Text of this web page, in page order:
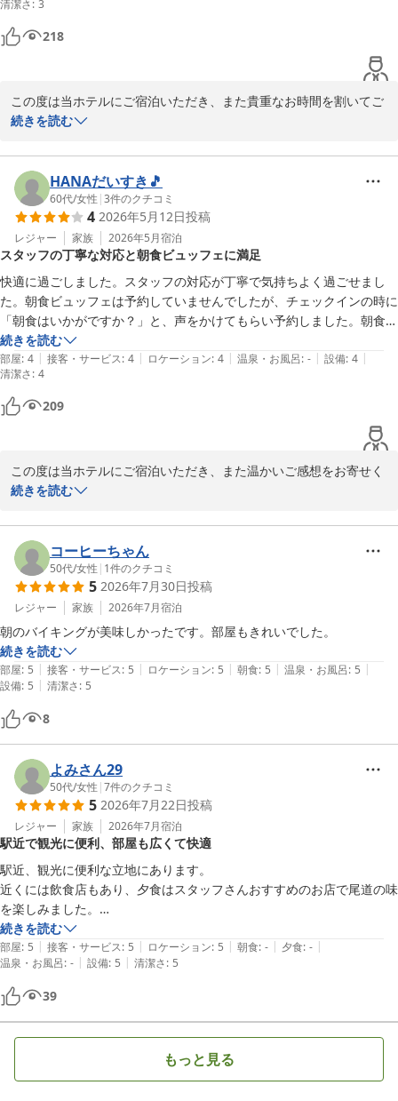
そこまで気にならなくはないが、まぁそんなもんだよな程度のことでは
ある。
ところどころ拭き残しみたいな後があったのは少し気になった。
のはありがたい。
色々な場所にいくのにアクセスはよく、向島の船着き場までは徒歩１分
立地は限りなく神。
次止まる時はオーシャン？シー？ビューの部屋を泊まってみたいと思っ
清潔さ: 3
218
この度は当ホテルにご宿泊いただき、また貴重なお時間を割いてご
感想をお寄せくださいまして、誠にありがとうございます。
ロケーションやシティービューからの景色、さらにスタッフの対応
につきまして温かいお言葉を頂戴し、大変光栄に存じます。向島方
面へのアクセスをはじめ、周辺への利便性にもご満足いただけたご
様子を嬉しく拝読いたしました。
また、アメニティや喫煙室につきましても快適にご利用いただけた
とのこと、何よりでございます。
しかしながら、浴室のにおいや清掃面につきまして、ご不快な思い
をおかけしましたことを心よりお詫び申し上げます。本来であれ
ば、隅々まで快適で清潔な空間をご提供すべきところ、ご期待に添
うことができず誠に申し訳ございません。頂戴いたしましたご意見
を真摯に受け止め、設備点検ならびに清掃確認をより徹底し、快適
にお過ごしいただける環境づくりに努めてまいります。
そのような中でも、「立地は限りなく神」とのお言葉や、次回は別
のお部屋タイプにもご興味をお持ちいただけたことを大変ありがた
く存じます。ぜひ次回は、海側のお部屋からまた違った景色と開放
これからも皆さまに安心してお寛ぎいただけるホテルを目指し、よ
り一層サービス向上に励んでまいります。
グリーンヒルホテル尾道
2026-05-25
続きを読む
HANAだいすき🎵
60代/女性 |3件のクチコミ
4 2026年5月12日投稿
レジャー 家族 2026年5月宿泊
スタッフの丁寧な対応と朝食ビュッフェに満足
快適に過ごしました。スタッフの対応が丁寧で気持ちよく過ごせまし
た。朝食ビュッフェは予約していませんでしたが、チェックインの時に
「朝食はいかがですか？」と、声をかけてもらい予約しました。朝食ビ
ュッフェを利用して良かった！満足です。
続きを読む
部屋: 4 | 接客・サービス: 4 | ロケーション: 4 | 温泉・お風呂: - | 設備: 4 |
清潔さ: 4
209
この度は当ホテルにご宿泊いただき、また温かいご感想をお寄せく
ださいまして、誠にありがとうございます。
ご滞在中、快適にお過ごしいただけたとのこと、スタッフ一同大変
嬉しく拝読いたしました。特にスタッフの対応につきましてお褒め
のお言葉を頂戴し、何よりの励みでございます。
また、チェックイン時にご案内させていただいた朝食ビュッフェを
ご利用いただき、ご満足いただけたとのことを大変光栄に存じま
す。地元の味覚や豊富なメニューをお楽しみいただき、心地よい朝
のひとときをお過ごしいただけましたなら幸いでございます。
これからも、お客様お一人おひとりに寄り添ったおもてなしと、快
適で上質なご滞在をご提供できますよう努めてまいります。
またお迎えできます日を、スタッフ一同心よりお待ち申し上げてお
グリーンヒルホテル尾道
2026-05-25
続きを読む
コーヒーちゃん
50代/女性 | 1件のクチコミ
5 2026年7月30日投稿
レジャー 家族 2026年7月宿泊
朝のバイキングが美味しかったです。部屋もきれいでした。
続きを読む
部屋: 5 | 接客・サービス: 5 | ロケーション: 5 | 朝食: 5 | 温泉・お風呂: 5 |
設備: 5 | 清潔さ: 5
8
よみさん29
50代/女性 |7件のクチコミ
5 2026年7月22日投稿
レジャー 家族 2026年7月宿泊
駅近で観光に便利、部屋も広くて快適
駅近、観光に便利な立地にあります。
近くには飲食店もあり、夕食はスタッフさんおすすめのお店で尾道の味
を楽しみました。
部屋は清潔感あり、とても広くゆっくり過ごしました。
続きを読む
部屋: 5 | 接客・サービス: 5 | ロケーション: 5 | 朝食: - | 夕食: - |
温泉・お風呂: - | 設備: 5 | 清潔さ: 5
39
もっと見る